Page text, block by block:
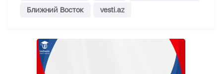
Ближний Восток
vesti.az